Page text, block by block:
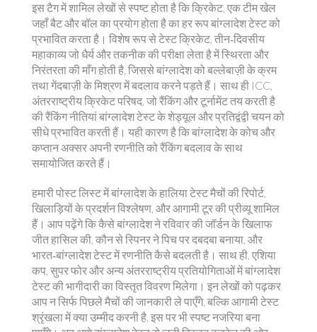
इस टैग में शामिल लेखों से स्पष्ट होता है किक्रिकेट, एक टीम खेल
जहाँ बैट और बॉल का प्रयोग होता हैका हर रूप बांग्लादेश टेस्ट को
प्रभावित करता है। विशेष रूप सेटेस्ट क्रिकेट, तीन‑दिवसीय
महाकाव्य जो धैर्य और तकनीक की परीक्षा लेता हैमें स्थिरता और
निरंतरता की माँग होती है, जिससे बांग्लादेश को बल्लेबाज़ी के क्रम
तथा गेंदबाज़ी के मिश्रण में बदलाव करने पड़ते हैं। साथ ही ICC,
अंतरराष्ट्रीय क्रिकेट परिषद, जो रैंकिंग और टूर्नामेंट तय करती है
की रैंकिंग नीतियां बांग्लादेश टेस्ट के शेड्यूल और प्रतिद्वंद्वी चयन को
सीधे प्रभावित करती हैं। यही कारण है कि बांग्लादेश के कोच और
कप्तान अक्सर अपनी रणनीति को रैंकिंग बदलाव के साथ
समायोजित करते हैं।
हमारी पोस्ट लिस्ट में बांग्लादेश के हालिया टेस्ट मैचों की रिपोर्ट,
खिलाड़ियों के प्रदर्शन विश्लेषण, और आगामी टूर की प्रीव्यू शामिल
हैं। आप पढ़ेंगे कि कैसे बांग्लादेश ने रविवार की जॉर्डन के खिलाफ
जीत हासिल की, कौन से स्पिनर ने पिच पर दबदबा बनाया, और
भारत‑बांग्लादेश टेस्ट में रणनीति कैसे बदलती है। साथ ही, एशिया
कप, सुपर फोर और अन्य अंतरराष्ट्रीय प्रतियोगिताओं में बांग्लादेश
टेस्ट की भागीदारी का विस्तृत विवरण मिलेगा। इन लेखों को पढ़कर
आप न सिर्फ पिछले मैचों की जानकारी ले पाएँगे, बल्कि आगामी टेस्ट
श्रृंखला में क्या उम्मीद करनी है, इस पर भी स्पष्ट नजरिया बना